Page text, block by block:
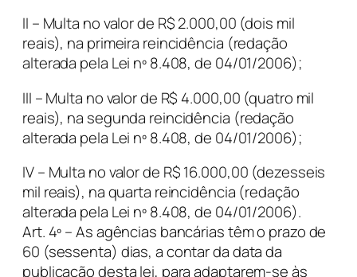
II – Multa no valor de R$ 2.000,00 (dois mil
reais), na primeira reincidência (redação
alterada pela Lei nº 8.408, de 04/01/2006);
III – Multa no valor de R$ 4.000,00 (quatro mil
reais), na segunda reincidência (redação
alterada pela Lei nº 8.408, de 04/01/2006);
IV – Multa no valor de R$ 16.000,00 (dezesseis
mil reais), na quarta reincidência (redação
alterada pela Lei nº 8.408, de 04/01/2006).
Art. 4º – As agências bancárias têm o prazo de
60 (sessenta) dias, a contar da data da
publicação desta lei, para adaptarem-se às